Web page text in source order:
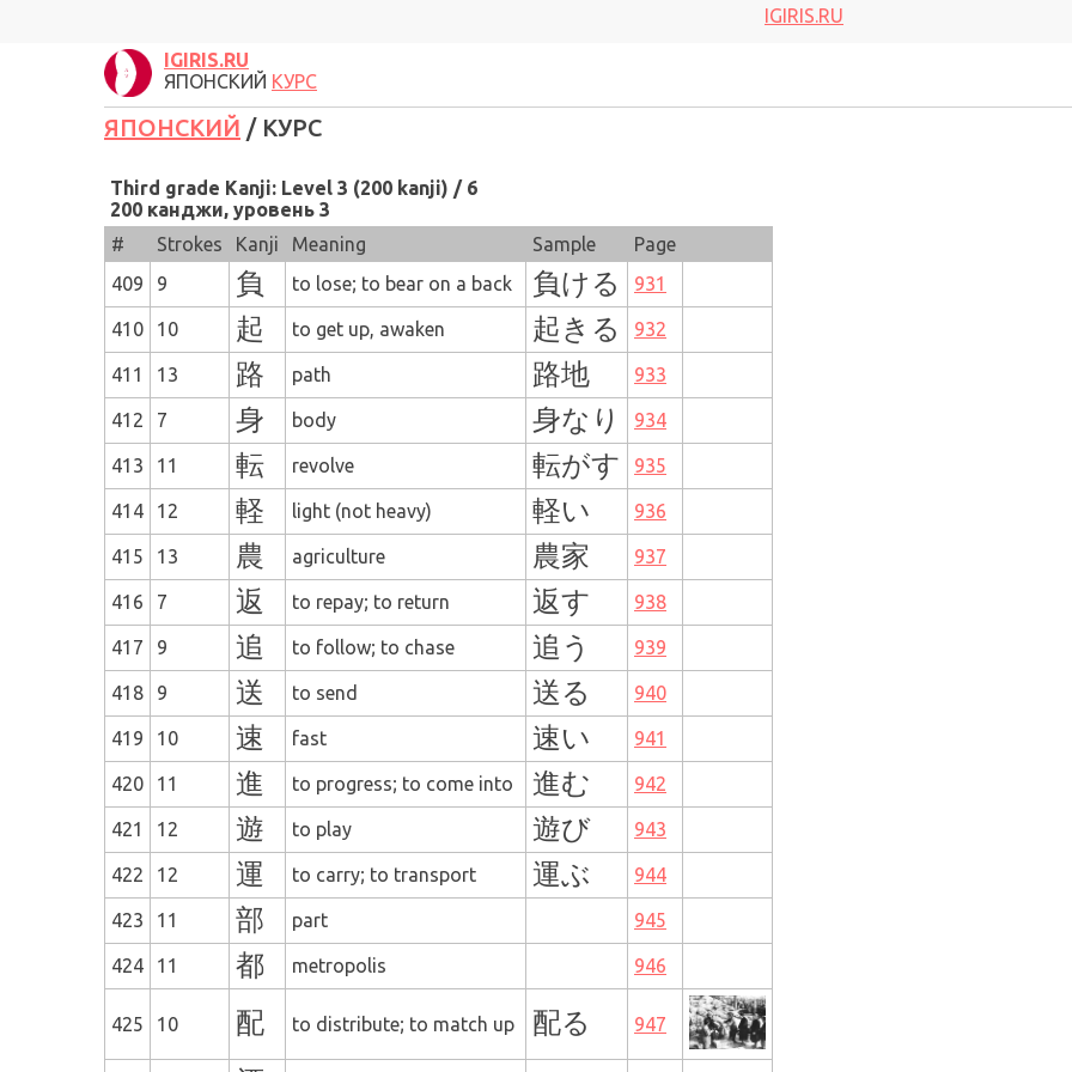
IGIRIS.RU
IGIRIS.RU
ЯПОНСКИЙ КУРС
ЯПОНСКИЙ / КУРС
Third grade Kanji: Level 3 (200 kanji) / 6
200 канджи, уровень 3
#
Strokes Kanji Meaning Sample
Page
409
9 負 to lose; to bear on a back 負ける 931
410 10 起 to get up, awaken 起きる 932
411 13 路 path 路地 933
412 7 身 body 身なり 934
413 11 転 revolve 転がす 935
414 12 軽 light (not heavy) 軽い 936
415 13 農 agriculture 農家 937
416 7 返 to repay; to return 返す 938
417 9 追 to follow; to chase 追う 939
418 9 送 to send 送る 940
419 10 速 fast 速い 941
420 11 進 to progress; to come into 進む 942
421 12 遊 to play 遊び 943
422 12 運 to carry; to transport 運ぶ 944
423 11 部 part 945
424 11 都 metropolis 946
425 10 配 to distribute; to match up 配る 947